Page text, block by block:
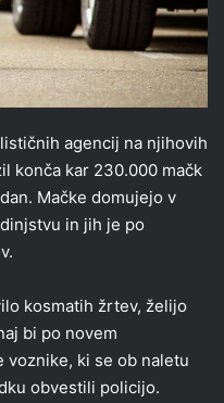
agencij na njihovih
konča kar 230.000 mačk
Mačke domujejo v
in jih je po
kosmatih žrtev, želijo
bi po novem
voznike, ki se ob naletu
obvestili policijo.